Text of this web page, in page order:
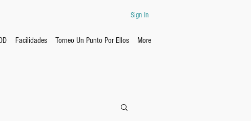
Sign In
Facilidades Torneo Un Punto Por Ellos More